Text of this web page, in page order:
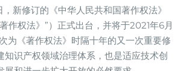
权
法》
新
修
之
合
，新修订的《中华人民共和国著作权法》
著作权法》”）正式出台，并将于2021年6月
为《著作权法》时隔十年的又一次重要修
知识产权领域治理体系，也是适应技术创